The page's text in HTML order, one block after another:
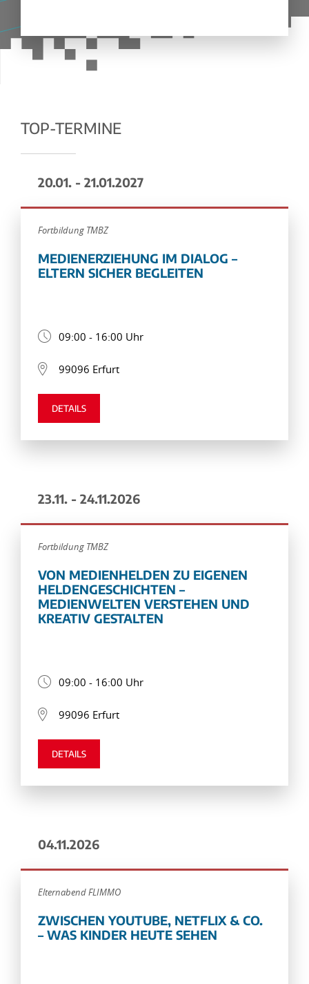
TOP-TERMINE
20.01. - 21.01.2027
Fortbildung TMBZ
MEDIENERZIEHUNG IM DIALOG –
ELTERN SICHER BEGLEITEN
09:00 - 16:00 Uhr
99096 Erfurt
DETAILS
23.11. - 24.11.2026
Fortbildung TMBZ
VON MEDIENHELDEN ZU EIGENEN
HELDENGESCHICHTEN –
MEDIENWELTEN VERSTEHEN UND
KREATIV GESTALTEN
09:00 - 16:00 Uhr
99096 Erfurt
DETAILS
04.11.2026
Elternabend FLIMMO
ZWISCHEN YOUTUBE, NETFLIX & CO.
– WAS KINDER HEUTE SEHEN